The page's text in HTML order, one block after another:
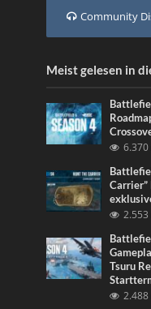
Community
Meist gelesen in
Carrier”
Tsuru